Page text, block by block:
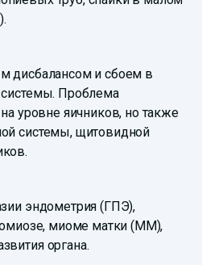
дисбалансом и сбоем в
системы. Проблема
уровне яичников, но также
системы, щитовидной
эндометрия (ГПЭ),
миоме матки (ММ),
органа.